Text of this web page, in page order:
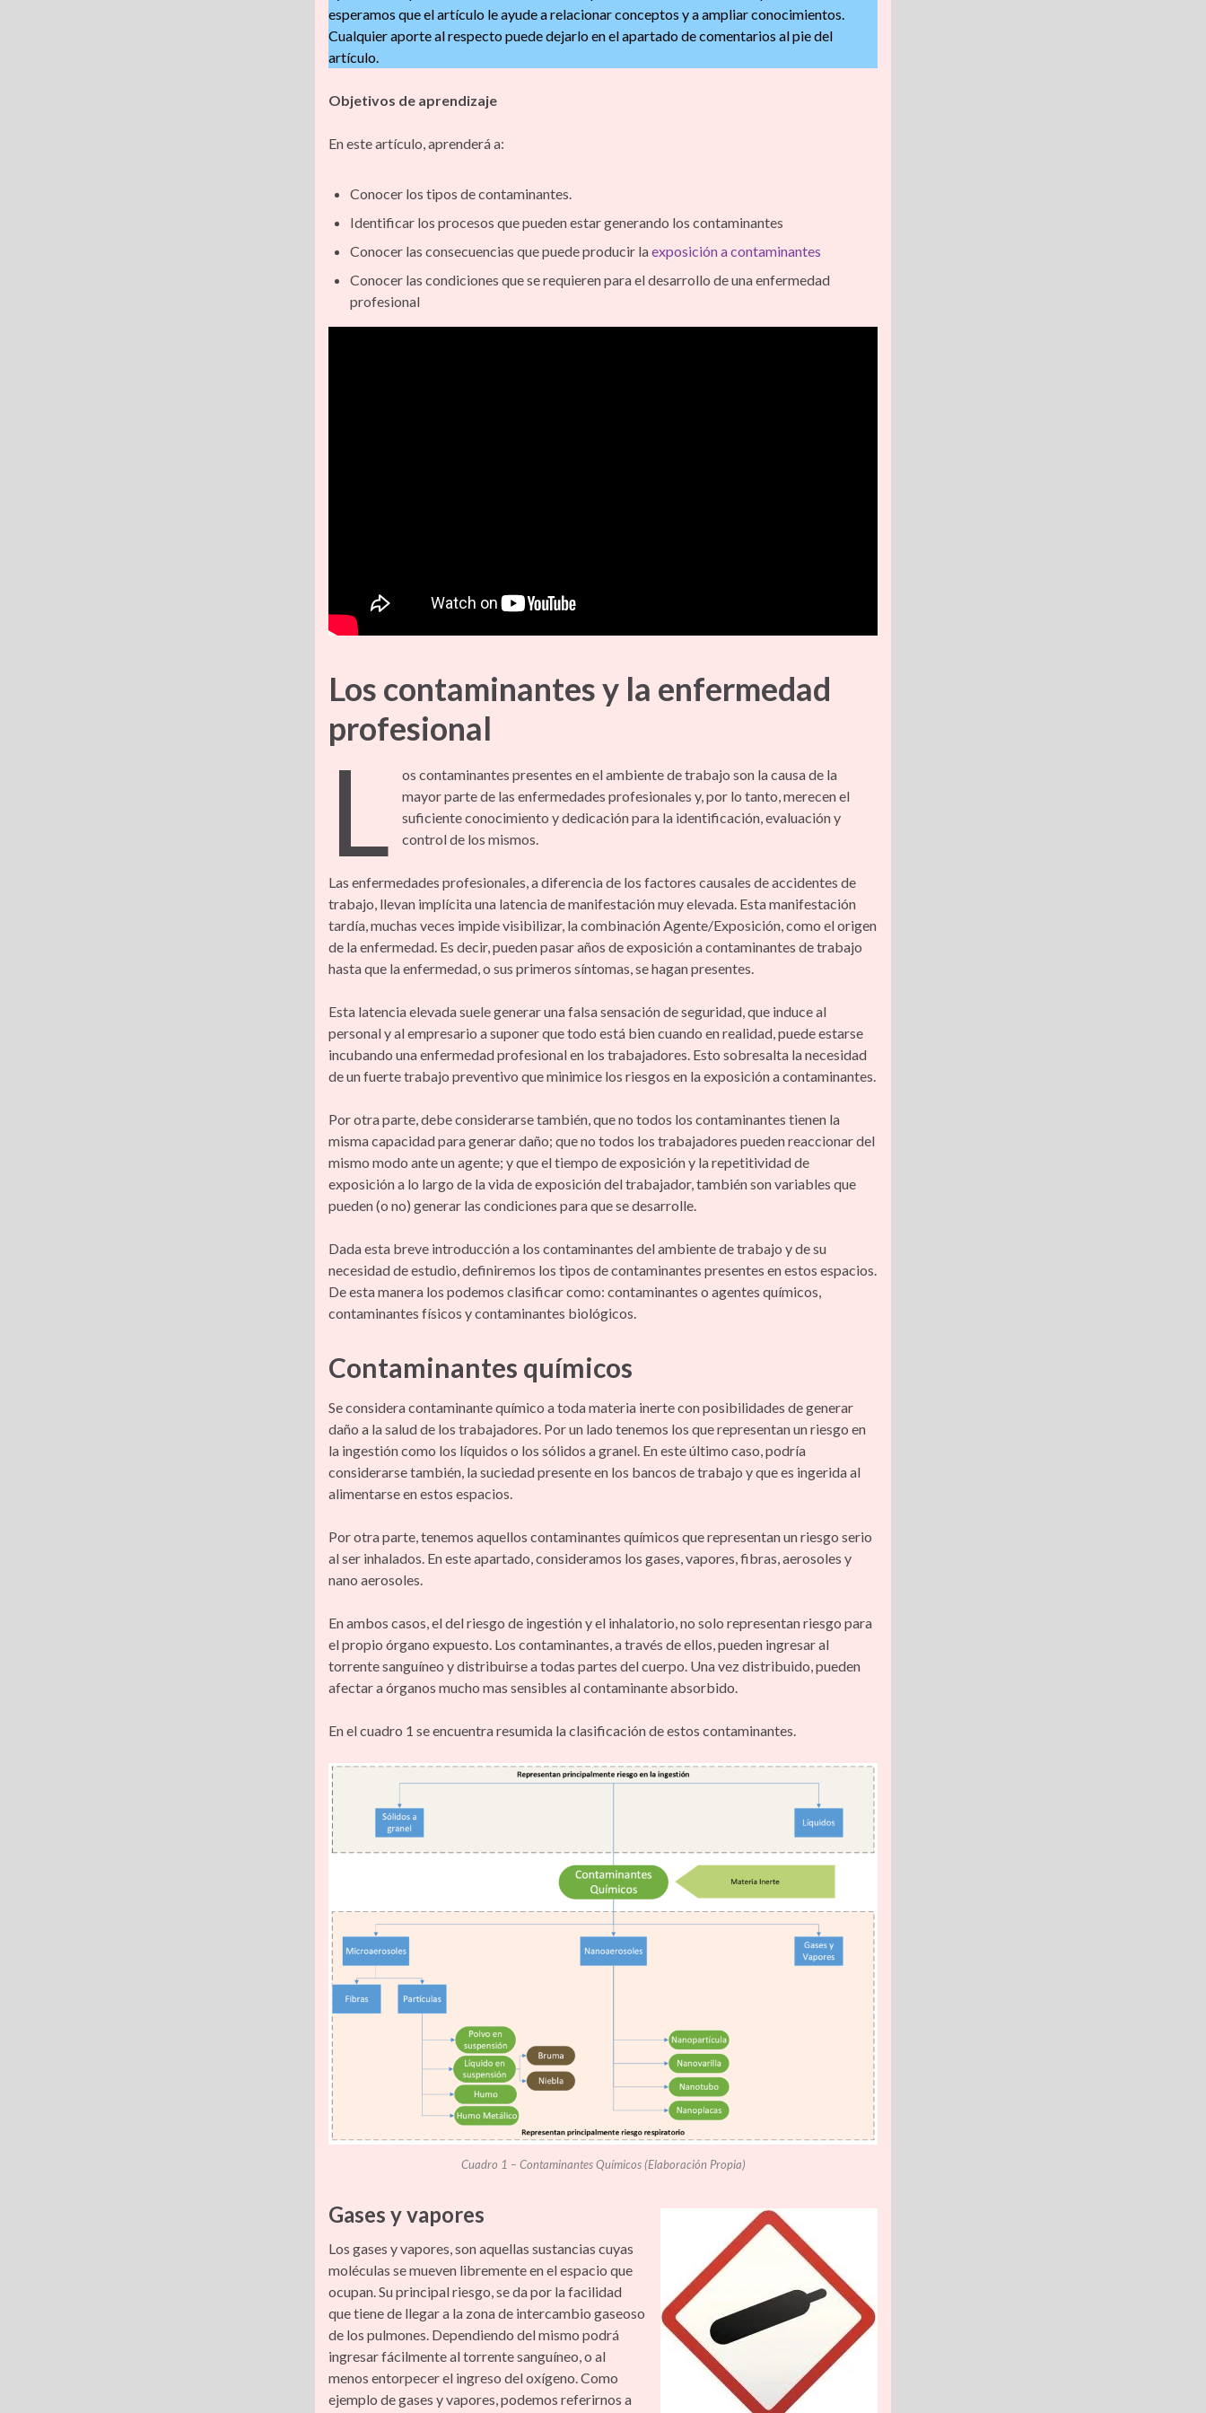
A d r o d i r
esperamos que el artículo le ayude a relacionar conceptos y a ampliar conocimientos.
Cualquier aporte al respecto puede dejarlo en el apartado de comentarios al pie del
artículo.
Objetivos de aprendizaje
En este artículo, aprenderá a:
Conocer los tipos de contaminantes.
Identificar los procesos que pueden estar generando los contaminantes
Conocer las consecuencias que puede producir laexposición a contaminantes
Conocer las condiciones que se requieren para el desarrollo de una enfermedad
profesional
Los contaminantes y la enfermedad
profesional
L
os contaminantes presentes en el ambiente de trabajo son la causa de la
mayor parte de las enfermedades profesionales y, por lo tanto, merecen el
suficiente conocimiento y dedicación para la identificación, evaluación y
control de los mismos.
Las enfermedades profesionales, a diferencia de los factores causales de accidentes de
trabajo, llevan implícita una latencia de manifestación muy elevada. Esta manifestación
tardía, muchas veces impide visibilizar, la combinación Agente/Exposición, como el origen
de la enfermedad. Es decir, pueden pasar años de exposición a contaminantes de trabajo
hasta que la enfermedad, o sus primeros síntomas, se hagan presentes.
Esta latencia elevada suele generar una falsa sensación de seguridad, que induce al
personal y al empresario a suponer que todo está bien cuando en realidad, puede estarse
incubando una enfermedad profesional en los trabajadores. Esto sobresalta la necesidad
de un fuerte trabajo preventivo que minimice los riesgos en la exposición a contaminantes.
Por otra parte, debe considerarse también, que no todos los contaminantes tienen la
misma capacidad para generar daño; que no todos los trabajadores pueden reaccionar del
mismo modo ante un agente; y que el tiempo de exposición y la repetitividad de
exposición a lo largo de la vida de exposición del trabajador, también son variables que
pueden (o no) generar las condiciones para que se desarrolle.
Dada esta breve introducción a los contaminantes del ambiente de trabajo y de su
necesidad de estudio, definiremos los tipos de contaminantes presentes en estos espacios.
De esta manera los podemos clasificar como: contaminantes o agentes químicos,
contaminantes físicos y contaminantes biológicos.
Contaminantes químicos
Se considera contaminante químico a toda materia inerte con posibilidades de generar
daño a la salud de los trabajadores. Por un lado tenemos los que representan un riesgo en
la ingestión como los líquidos o los sólidos a granel. En este último caso, podría
considerarse también, la suciedad presente en los bancos de trabajo y que es ingerida al
alimentarse en estos espacios.
Por otra parte, tenemos aquellos contaminantes químicos que representan un riesgo serio
al ser inhalados. En este apartado, consideramos los gases, vapores, fibras, aerosoles y
nano aerosoles.
En ambos casos, el del riesgo de ingestión y el inhalatorio, no solo representan riesgo para
el propio órgano expuesto. Los contaminantes, a través de ellos, pueden ingresar al
torrente sanguíneo y distribuirse a todas partes del cuerpo. Una vez distribuido, pueden
afectar a órganos mucho mas sensibles al contaminante absorbido.
En el cuadro 1 se encuentra resumida la clasificación de estos contaminantes.
Cuadro 1 – Contaminantes Químicos (Elaboración Propia)
Gases y vapores
Los gases y vapores, son aquellas sustancias cuyas
moléculas se mueven libremente en el espacio que
ocupan. Su principal riesgo, se da por la facilidad
que tiene de llegar a la zona de intercambio gaseoso
de los pulmones. Dependiendo del mismo podrá
ingresar fácilmente al torrente sanguíneo, o al
menos entorpecer el ingreso del oxígeno. Como
ejemplo de gases y vapores, podemos referirnos a